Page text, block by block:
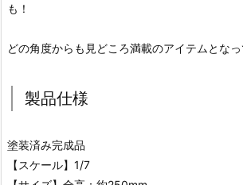
も！
どの角度からも見どころ満載のアイテムとなっ
製品仕様
塗装済み完成品
【スケール】1/7